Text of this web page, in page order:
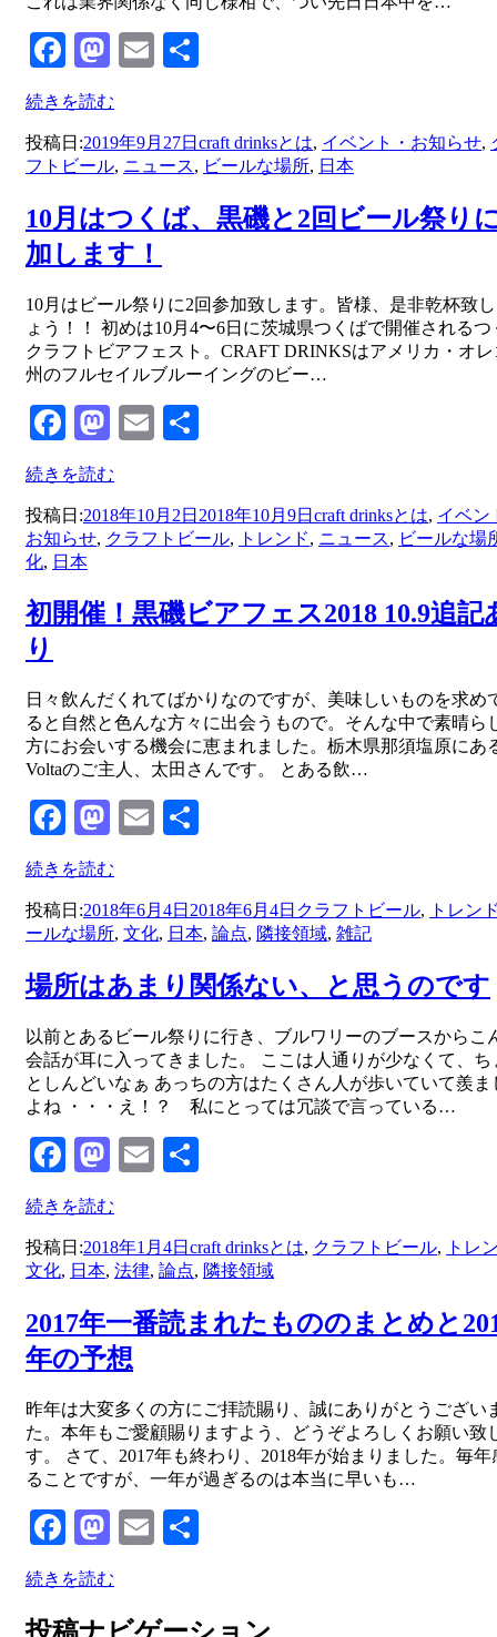
Facebook
Mastodon
Email
続きを読む
投稿日:2019年9月27日 craft drinksとは, イベント・お知らせ,
フトビール, ニュース, ビールな場所, 日本
10月はつくば、黒磯と2回ビール祭り
加します！
投稿者master
10月はビール祭りに2回参加致します。皆様、是非乾杯致
ょう！！ 初めは10月4〜6日に茨城県つくばで開催されるつ
クラフトビアフェスト。CRAFT DRINKSはアメリカ・オ
州のフルセイルブルーイングのビー…
Facebook
Mastodon
Email
続きを読む
投稿日:2018年10月2日 2018年10月9日 craft drinksとは, イベン
お知らせ, クラフトビール, トレンド, ニュース, ビールな場
化, 日本
初開催！黒磯ビアフェス2018 10.9追記
り
投稿者master
日々飲んだくれてばかりなのですが、美味しいものを求め
ると自然と色んな方々に出会うもので。そんな中で素晴ら
方にお会いする機会に恵まれました。栃木県那須塩原にあ
Voltaのご主人、太田さんです。 とある飲…
Facebook
Mastodon
Email
続きを読む
投稿日:2018年6月4日 2018年6月4日 クラフトビール,
トレン
ールな場所, 文化, 日本, 論点, 隣接領域, 雑記
場所はあまり関係ない、と思うのです
投稿者master
以前とあるビール祭りに行き、ブルワリーのブースからこ
会話が耳に入ってきました。 ここは人通りが少なくて、ち
としんどいなぁ あっちの方はたくさん人が歩いていて羨ま
よね ・・・え！？ 私にとっては冗談で言っている…
Facebook
Mastodon
Email
続きを読む
投稿日:2018年1月4日 craft drinksとは, クラフトビール,
トレ
文化, 日本, 法律, 論点, 隣接領域
2017年一番読まれたもののまとめと
年の予想
投稿者master
昨年は大変多くの方にご拝読賜り、誠にありがとうござい
た。本年もご愛顧賜りますよう、どうぞよろしくお願い致
す。 さて、2017年も終わり、2018年が始まりました。毎年
ることですが、一年が過ぎるのは本当に早いも…
Facebook
Mastodon
Email
続きを読む